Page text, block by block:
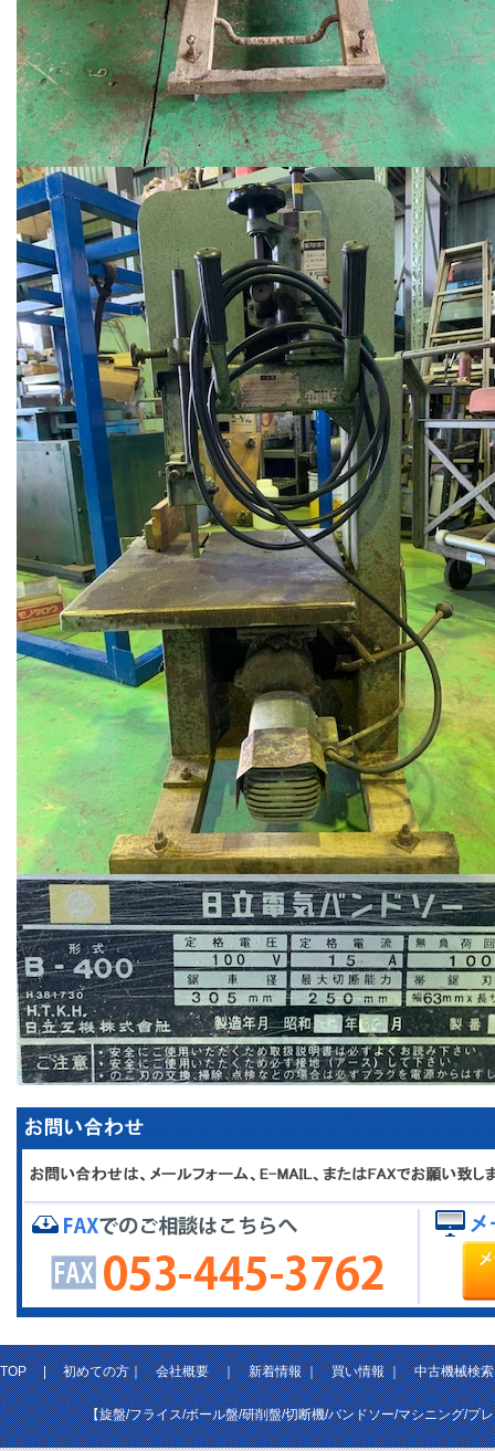
TOP|初めての方｜会社概要｜新着情報｜買い情報｜中古機械検索
【旋盤/フライス/ボール盤/研削盤/切断機/バンドソー/マシニング/プ